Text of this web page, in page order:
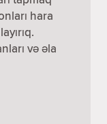
hara
və əla